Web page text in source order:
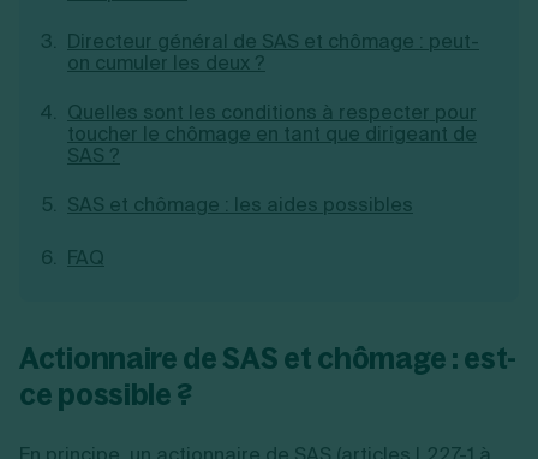
Aides à la création d’entreprise
Ouverture compte pro
Fermeture d’une entreprise
Création d'entreprise
Directeur général de SAS et chômage : peut-
on cumuler les deux ?
Quelles sont les conditions à respecter pour
toucher le chômage en tant que dirigeant de
SAS ?
SAS et chômage : les aides possibles
FAQ
Actionnaire de SAS et chômage : est-
ce possible ?